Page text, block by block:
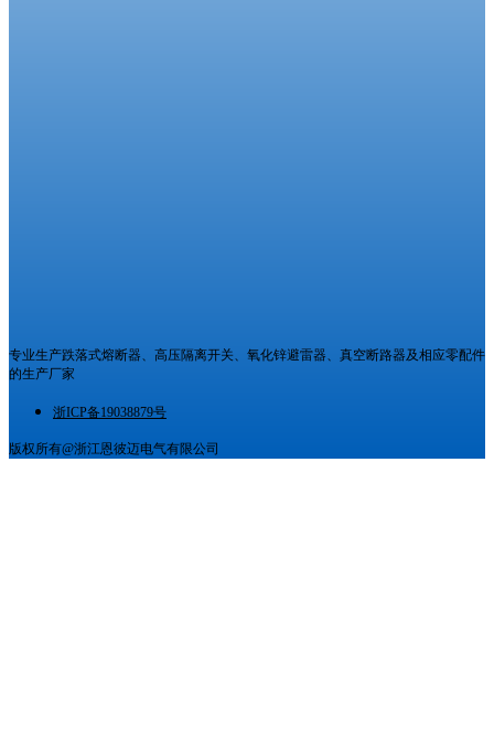
专业生产跌落式熔断器、高压隔离开关、氧化锌避雷器、真空断路器及相应零配件
的生产厂家
浙ICP备19038879号
版权所有@浙江恩彼迈电气有限公司